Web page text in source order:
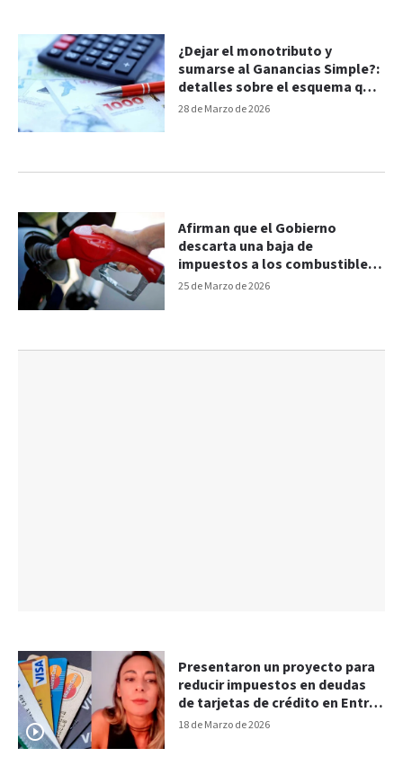
28 de Marzo de 2026
¿Dejar el monotributo y
sumarse al Ganancias Simple?:
detalles sobre el esquema que
impulsa el Gobierno
25 de Marzo de 2026
Afirman que el Gobierno
descarta una baja de
impuestos a los combustibles
pese a los aumentos
18 de Marzo de 2026
Presentaron un proyecto para
reducir impuestos en deudas
de tarjetas de crédito en Entre
Ríos